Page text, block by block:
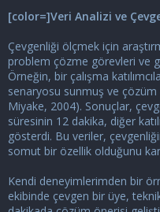
[color=]Veri Analizi ve
Çevgenliği ölçmek için
problem çözme görevleri ve
Örneğin, bir çalışma
senaryosu sunmuş ve
Miyake, 2004). Sonuçlar,
süresinin 12 dakika, diğer
gösterdi. Bu veriler,
somut bir özellik olduğunu
Kendi deneyimlerimden bir
ekibinde çevgen bir üye,